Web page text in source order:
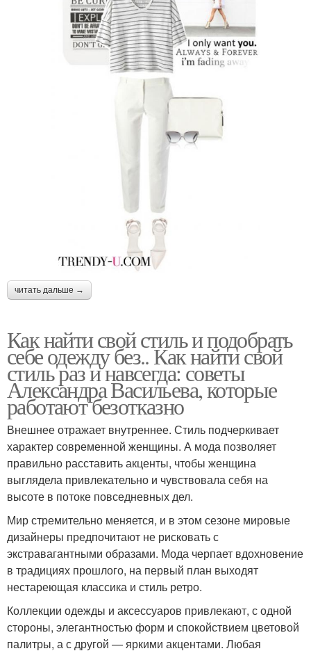
читать дальше →
Как найти свой стиль и подобрать
себе одежду без.. Как найти свой
стиль раз и навсегда: советы
Александра Васильева, которые
работают безотказно
Внешнее отражает внутреннее. Стиль подчеркивает
характер современной женщины. А мода позволяет
правильно расставить акценты, чтобы женщина
выглядела привлекательно и чувствовала себя на
высоте в потоке повседневных дел.
Мир стремительно меняется, и в этом сезоне мировые
дизайнеры предпочитают не рисковать с
экстравагантными образами. Мода черпает вдохновение
в традициях прошлого, на первый план выходят
нестареющая классика и стиль ретро.
Коллекции одежды и аксессуаров привлекают, с одной
стороны, элегантностью форм и спокойствием цветовой
палитры, а с другой — яркими акцентами. Любая